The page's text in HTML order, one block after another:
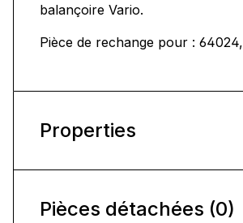
balançoire Vario.
Pièce de rechange pour :
Properties
Pièces détachées (0)